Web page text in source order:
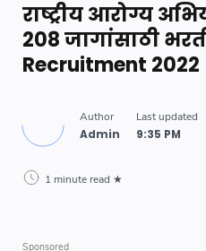
राष्ट्रीय आरोग्य
208 जागांसाठी
Recruitment 2022
1 minute read